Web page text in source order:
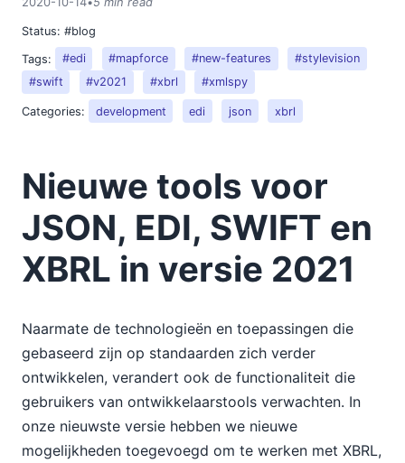
Status: #blog
Tags:
#edi #mapforce #new-features
#stylevision
#swift
#v2021 #xbrl #xmlspy
Categories: development edi json xbrl
Nieuwe tools voor
JSON, EDI, SWIFT en
XBRL in versie 2021
Naarmate de technologieën en toepassingen die
gebaseerd zijn op standaarden zich verder
ontwikkelen, verandert ook de functionaliteit die
gebruikers van ontwikkelaarstools verwachten. In
onze nieuwste versie hebben we nieuwe
mogelijkheden toegevoegd om te werken met XBRL,